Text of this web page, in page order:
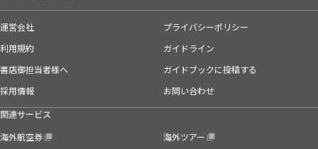
運営会社
プライバシーポリシー
利用規約
ガイドライン
書店御担当者様へ
ガイドブックに投稿する
採用情報
お問い合わせ
関連サービス
海外航空券
海外ツアー